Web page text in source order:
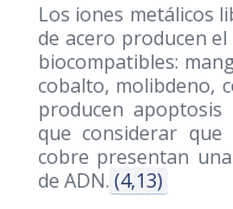
Los iones metálicos
de acero producen
biocompatibles:
cobalto, molibdeno,
producen
que considerar
cobre presentan
de ADN. (4,13)